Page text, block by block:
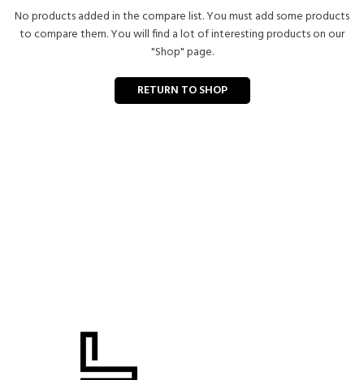
No products added in the compare list. You must add some products
to compare them.You will find a lot of interesting products on our
"Shop" page.
RETURN TO SHOP